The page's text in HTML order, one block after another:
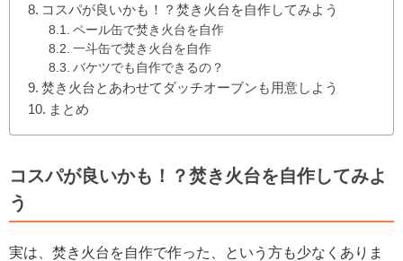
コスパが良いかも！？焚き火台を自作してみよう
ペール缶で焚き火台を自作
一斗缶で焚き火台を自作
バケツでも自作できるの？
焚き火台とあわせてダッチオーブンも用意しよう
まとめ
コスパが良いかも！？焚き火台を自作してみよ
う
実は、焚き火台を自作で作った、という方も少なくありま